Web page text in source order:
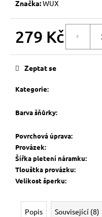
Značka:WUX
279 Kč
Kategorie:
Barva šňůrky:
Povrchová úprava:
Provázek:
Šířka pletení náramku:
Tlouštka provázku:
Velikost šperku:
Zeptat se
Popis Související (8)